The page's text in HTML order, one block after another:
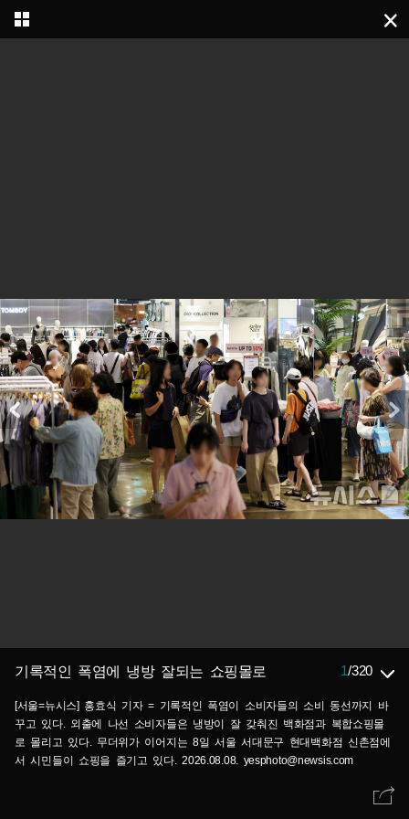
기록적인 폭염에 냉방 잘되는 쇼핑몰로 1/320
[서울=뉴시스] 홍효식 기자 = 기록적인 폭염이 소비자들의 소비 동선까지 바
꾸고 있다. 외출에 나선 소비자들은 냉방이 잘 갖춰진 백화점과 복합쇼핑몰
로 몰리고 있다. 무더위가 이어지는 8일 서울 서대문구 현대백화점 신촌점에
서 시민들이 쇼핑을 즐기고 있다. 2026.08.08. yesphoto@newsis.com